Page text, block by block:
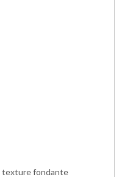
texture fondante